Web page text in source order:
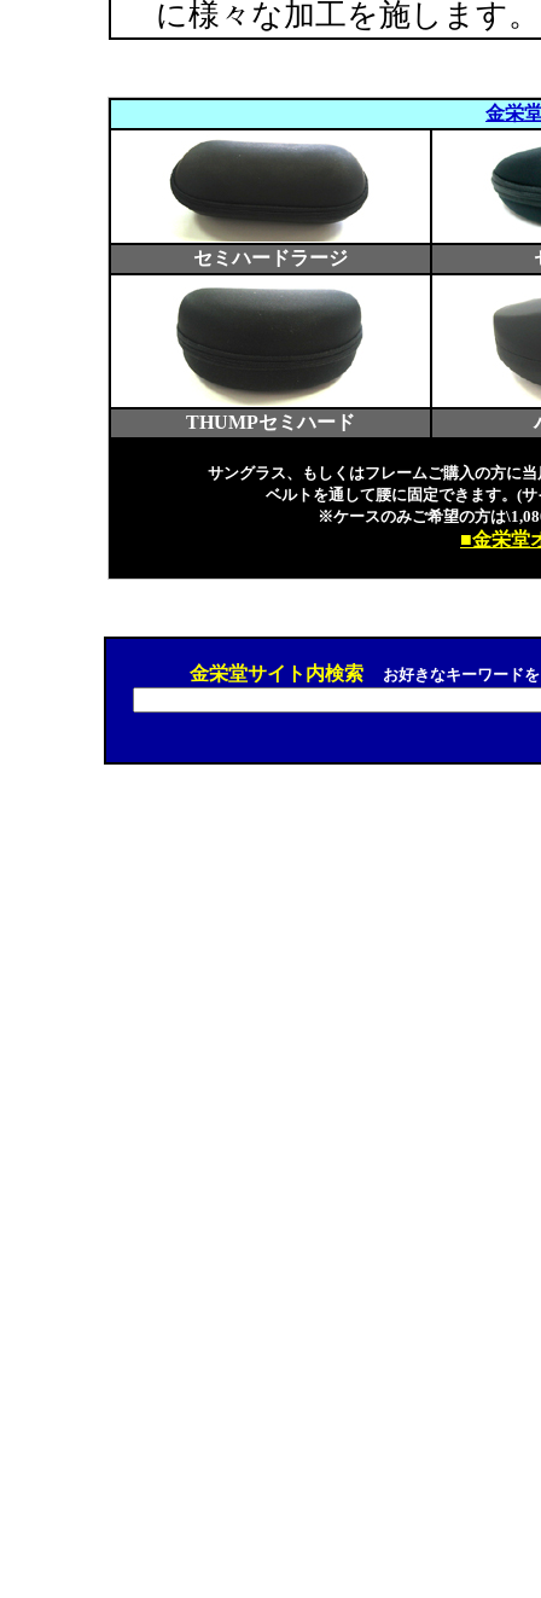
に様々な加工を施します。
金栄
セミハードラージ
THUMPセミハード
サングラス、もしくはフレームご購入の方に
ベルトを通して腰に固定できます。(
※ケースのみご希望の方は\1,080
■金栄堂
金栄堂サイト内検索 お好きなキーワード